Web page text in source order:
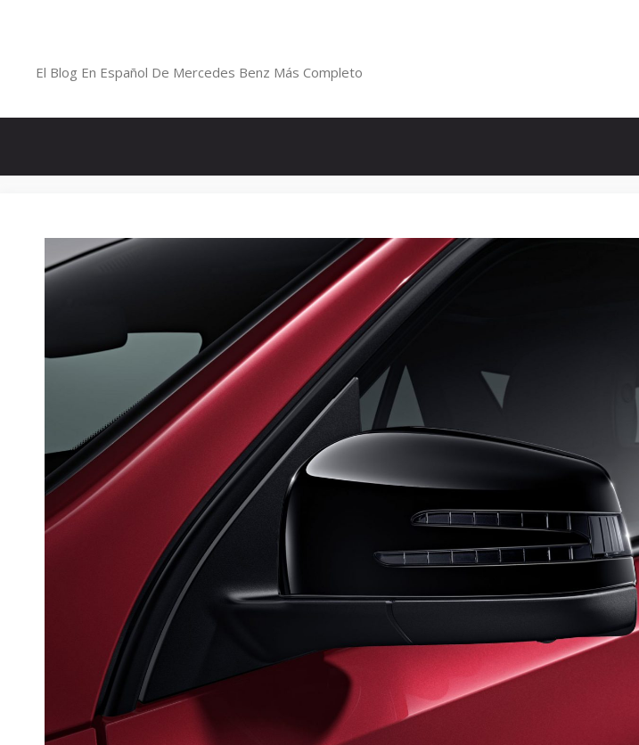
El Blog En Español De Mercedes Benz Más Completo